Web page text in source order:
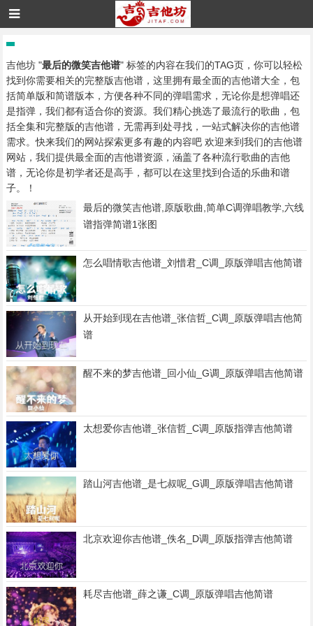
吉他坊 "最后的微笑吉他谱" 标签的内容在我们的TAG页，你可以轻松
找到你需要相关的完整版吉他谱，这里拥有最全面的吉他谱大全，包
括简单版和简谱版本，方便各种不同的弹唱需求，无论你是想弹唱还
是指弹，我们都有适合你的资源。我们精心挑选了最流行的歌曲，包
括全集和完整版的吉他谱，无需再到处寻找，一站式解决你的吉他谱
需求。快来我们的网站探索更多有趣的内容吧 欢迎来到我们的吉他谱
网站，我们提供最全面的吉他谱资源，涵盖了各种流行歌曲的吉他
谱，无论你是初学者还是高手，都可以在这里找到合适的乐曲和谱
子。！
最后的微笑吉他谱,原版歌曲,简单C调弹唱教学,六线
谱指弹简谱1张图
怎么唱情歌吉他谱_刘惜君_C调_原版弹唱吉他简谱
从开始到现在吉他谱_张信哲_C调_原版弹唱吉他简
谱
醒不来的梦吉他谱_回小仙_G调_原版弹唱吉他简谱
太想爱你吉他谱_张信哲_C调_原版指弹吉他简谱
踏山河吉他谱_是七叔呢_G调_原版弹唱吉他简谱
北京欢迎你吉他谱_佚名_D调_原版指弹吉他简谱
耗尽吉他谱_薛之谦_C调_原版弹唱吉他简谱